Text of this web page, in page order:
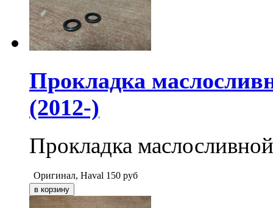
Прокладка
(2012-)
Прокладка
Оригинал, Haval 150 руб